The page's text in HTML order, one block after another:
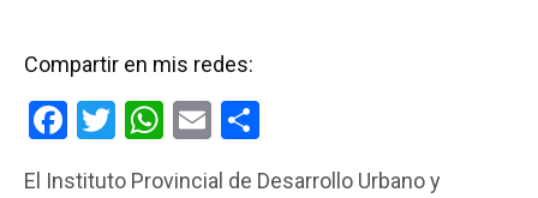
Compartir en mis redes:
F
T
W E
El Instituto Provincial de Desarrollo Urbano y